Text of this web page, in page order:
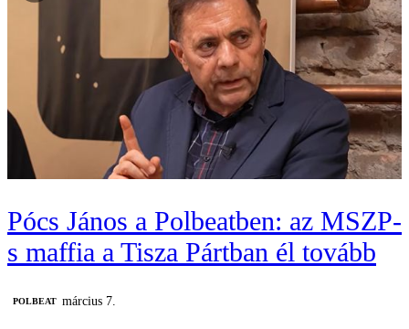
Pócs János a Polbeatben: az MSZP-
s maffia a Tisza Pártban él tovább
‎POLBEAT március 7.